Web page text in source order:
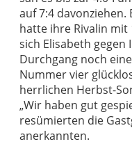
auf 7:4 davonziehen.
hatte ihre Rivalin mit
sich Elisabeth
Durchgang noch
Nummer vier
herrlichen Herbst-
„Wir haben gut
resümierten die
anerkannten.